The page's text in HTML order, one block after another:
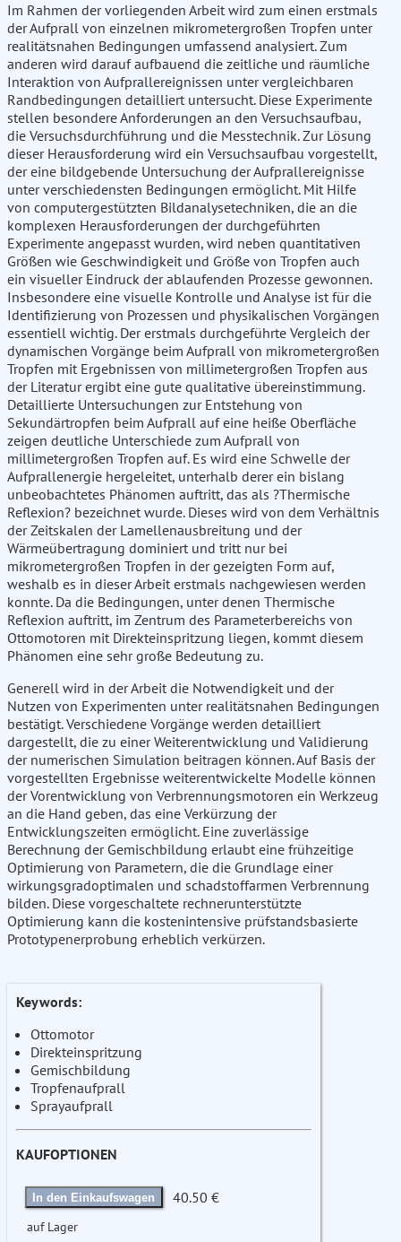
Im Rahmen der vorliegenden Arbeit wird zum einen erstmals
der Aufprall von einzelnen mikrometergroßen Tropfen unter
realitätsnahen Bedingungen umfassend analysiert. Zum
anderen wird darauf aufbauend die zeitliche und räumliche
Interaktion von Aufprallereignissen unter vergleichbaren
Randbedingungen detailliert untersucht. Diese Experimente
stellen besondere Anforderungen an den Versuchsaufbau,
die Versuchsdurchführung und die Messtechnik. Zur Lösung
dieser Herausforderung wird ein Versuchsaufbau vorgestellt,
der eine bildgebende Untersuchung der Aufprallereignisse
unter verschiedensten Bedingungen ermöglicht. Mit Hilfe
von computergestützten Bildanalysetechniken, die an die
komplexen Herausforderungen der durchgeführten
Experimente angepasst wurden, wird neben quantitativen
Größen wie Geschwindigkeit und Größe von Tropfen auch
ein visueller Eindruck der ablaufenden Prozesse gewonnen.
Insbesondere eine visuelle Kontrolle und Analyse ist für die
Identifizierung von Prozessen und physikalischen Vorgängen
essentiell wichtig. Der erstmals durchgeführte Vergleich der
dynamischen Vorgänge beim Aufprall von mikrometergroßen
Tropfen mit Ergebnissen von millimetergroßen Tropfen aus
der Literatur ergibt eine gute qualitative übereinstimmung.
Detaillierte Untersuchungen zur Entstehung von
Sekundärtropfen beim Aufprall auf eine heiße Oberfläche
zeigen deutliche Unterschiede zum Aufprall von
millimetergroßen Tropfen auf. Es wird eine Schwelle der
Aufprallenergie hergeleitet, unterhalb derer ein bislang
unbeobachtetes Phänomen auftritt, das als ?Thermische
Reflexion? bezeichnet wurde. Dieses wird von dem Verhältnis
der Zeitskalen der Lamellenausbreitung und der
Wärmeübertragung dominiert und tritt nur bei
mikrometergroßen Tropfen in der gezeigten Form auf,
weshalb es in dieser Arbeit erstmals nachgewiesen werden
konnte. Da die Bedingungen, unter denen Thermische
Reflexion auftritt, im Zentrum des Parameterbereichs von
Ottomotoren mit Direkteinspritzung liegen, kommt diesem
Phänomen eine sehr große Bedeutung zu.
Generell wird in der Arbeit die Notwendigkeit und der
Nutzen von Experimenten unter realitätsnahen Bedingungen
bestätigt. Verschiedene Vorgänge werden detailliert
dargestellt, die zu einer Weiterentwicklung und Validierung
der numerischen Simulation beitragen können. Auf Basis der
vorgestellten Ergebnisse weiterentwickelte Modelle können
der Vorentwicklung von Verbrennungsmotoren ein Werkzeug
an die Hand geben, das eine Verkürzung der
Entwicklungszeiten ermöglicht. Eine zuverlässige
Berechnung der Gemischbildung erlaubt eine frühzeitige
Optimierung von Parametern, die die Grundlage einer
wirkungsgradoptimalen und schadstoffarmen Verbrennung
bilden. Diese vorgeschaltete rechnerunterstützte
Optimierung kann die kostenintensive prüfstandsbasierte
Prototypenerprobung erheblich verkürzen.
Keywords:
Ottomotor
Direkteinspritzung
Gemischbildung
Tropfenaufprall
Sprayaufprall
KAUFOPTIONEN
In den Einkaufswagen 40.50 €
auf Lager